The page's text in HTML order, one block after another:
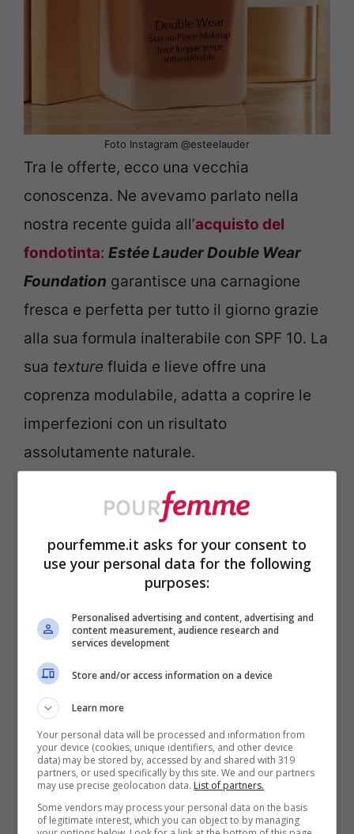
Foto Instagram @esteelauder
Tra le offerte, ecco una vecchia
conoscenza. Ne avevamo parlato nella
nostra recente guida all’acquisto del
fondotinta: Estée Lauder Double Wear
Foundation garantisce una carnagione
fresca e perfetta per tutto il giorno grazie
alla sua formula inalterabile con SPF 10. La
sua texture fluida e lieve offre una
coprenza modulabile, adatta a coprire le
imperfezioni con un risultato
assolutamente naturale.
Grandissime soddisfazioni poi da
Black Fridayma dà vita alla cosiddetta
Freshly Black Week“con sconti
veramente imperdibili: sembra che a
partire da domenica 20 Novembre alle ore
20 fino a lunedì 28 novembre, tutti i
prodotti presenti sul sito si possano
acquistare al 30% di sconto! Vi saranno poi
ulteriori sconti del 45% per ordini superiori
a 69€, ed uno sconto a rotazione sui
prodotti del 50%. In breve, non attendiamo
pourfemme.it asks for your consent to
use your personal data for the following
purposes:
Personalised advertising and content, advertising and
content measurement, audience research and
services development
Store and/or access information on a device
Learn more
Your personal data will be processed and information from
your device (cookies, unique identifiers, and other device
data) may be stored by, accessed by and shared with 319
partners, or used specifically by this site. We and our partners
may use precise geolocation data. List of partners.
Some vendors may process your personal data on the basis
of legitimate interest, which you can object to by managing